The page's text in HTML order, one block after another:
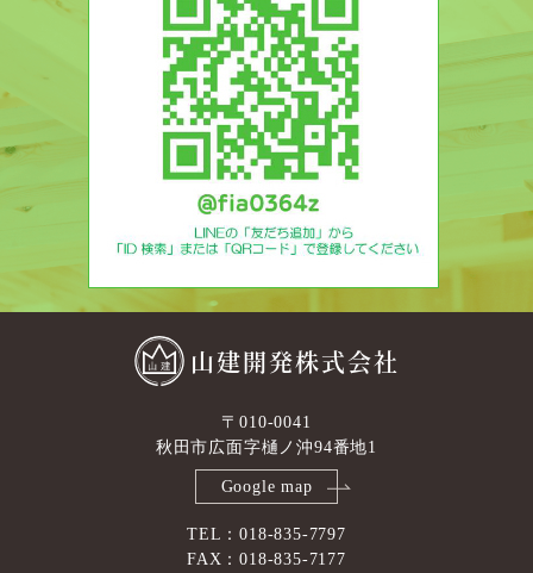
山建開発株式会社
〒010-0041
秋田市広面字樋ノ沖94番地1
Google map
TEL：018-835-7797
FAX：018-835-7177